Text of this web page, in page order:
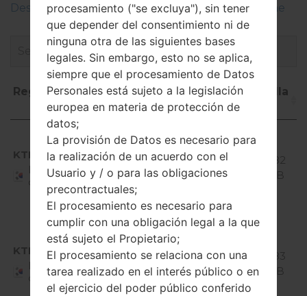
Descripciones de regiones firmwares de LG Phone
Región
Nombre de
archivo
OS Talla
Región
KTF
Republic
of Korea
Q725K10i_00_1105.kdz
8.x
Oreo
Mirror
1
1.82
GiB
KTF
Republic
of Korea
Q725K10l_00_0109.kdz
Android
Oreo
Mirror
Release
1.83
GiB
procesamiento ("se excluya"), sin tener
que depender del consentimiento ni de
ninguna otra de las siguientes bases
legales. Sin embargo, esto no se aplica,
siempre que el procesamiento de Datos
Personales está sujeto a la legislación
europea en materia de protección de
datos;
La provisión de Datos es necesario para
la realización de un acuerdo con el
Usuario y / o para las obligaciones
precontractuales;
El procesamiento es necesario para
cumplir con una obligación legal a la que
está sujeto el Propietario;
El procesamiento se relaciona con una
tarea realizado en el interés público o en
el ejercicio del poder público conferido